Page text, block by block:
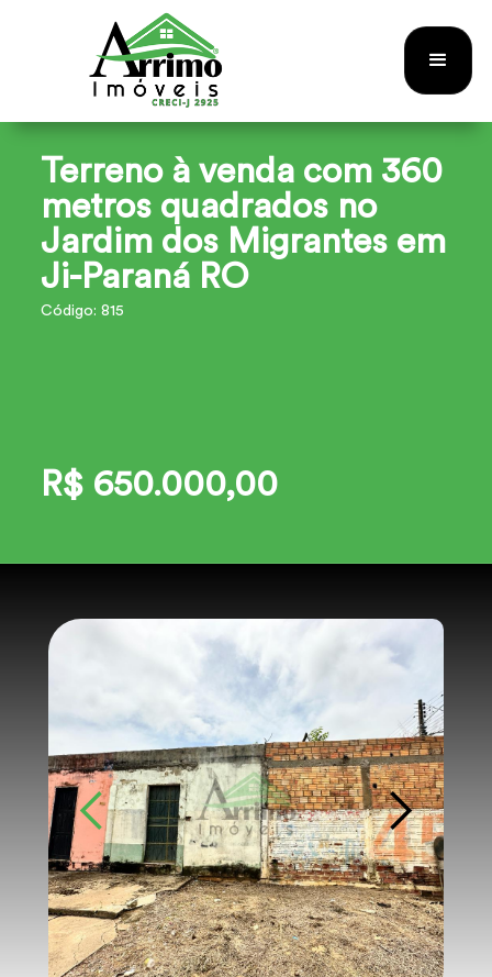
Terreno à venda com 360
metros quadrados no
Jardim dos Migrantes em
Ji-Paraná RO
Código: 815
R$ 650.000,00